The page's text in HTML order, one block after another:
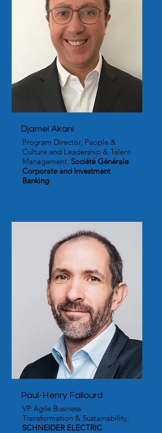
Djamel Akani
Program Director, People &
Culture and Leadership & Talent
Management, Société Générale
Corporate and Investment
Banking
Paul-Henry Fallourd
VP Agile Business
Transformation & Sustainability,
SCHNEIDER ELECTRIC